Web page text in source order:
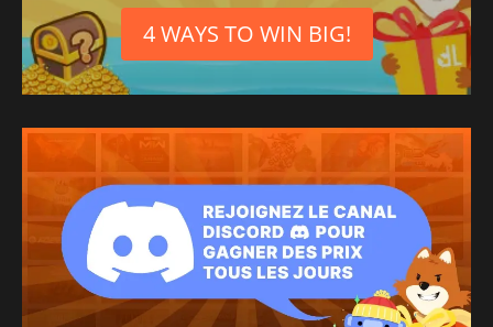
4 WAYS TO WIN BIG!